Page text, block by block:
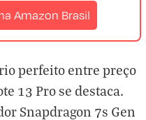
Amazon Brasil
perfeito entre preço
13 Pro se destaca.
Snapdragon 7s Gen